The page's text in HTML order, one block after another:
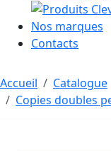
Nos marques
Contacts
Accueil Catalogue
Copies doubles